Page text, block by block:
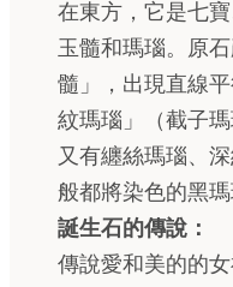
在東方，它是七
玉髓和瑪瑙。原
髓」，出現直線
紋瑪瑙」（截子
又有纏絲瑪瑙、
般都將染色的黑瑪
誕生石的傳說：
傳說愛和美的的